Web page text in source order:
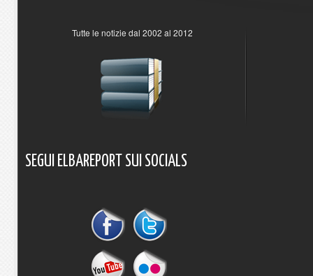
Tutte le notizie dal 2002 al 2012
SEGUI ELBAREPORT SUI SOCIALS